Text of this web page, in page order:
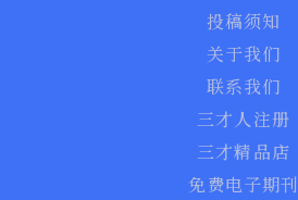
投稿须知
关于我们
联系我们
三才人注册
三才精品店
免费电子期刊